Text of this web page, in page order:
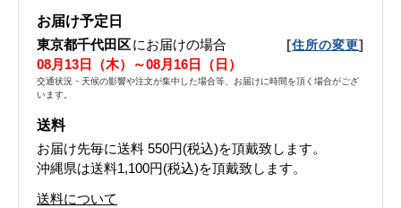
お届け予定日
東京都千代田区にお届けの場合 [住所の変更]
08月13日（木）～08月16日（日）
交通状況・天候の影響や注文が集中した場合等、お届けに時間を頂く場合がござ
います。
送料
お届け先毎に送料 550円(税込)を頂戴致します。
沖縄県は送料1,100円(税込)を頂戴致します。
送料について